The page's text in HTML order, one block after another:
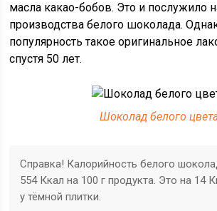
масла какао-бобов. Это и послужило
производства белого шоколада.
популярность такое оригинальное
спустя 50 лет.
Шоколад белого
Справка! Калорийность белого
554 Ккал на 100 г продукта. Это на 14
у тёмной плитки.